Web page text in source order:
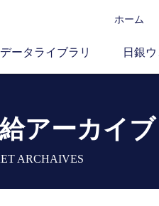
ホーム
データライブラリ 日銀
アーカイブ
ARCHAIVES